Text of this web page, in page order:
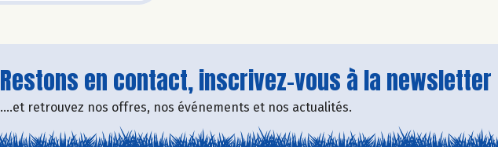
Restons en contact, inscrivez-vous à la newsletter
....et retrouvez nos offres, nos événements et nos actualités.